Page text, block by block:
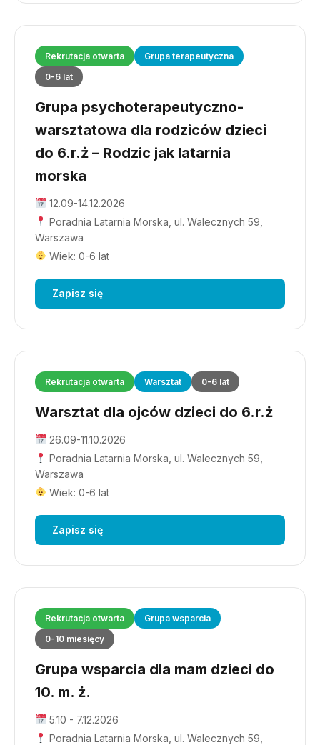
Rekrutacja otwarta
Grupa terapeutyczna
0-6 lat
Grupa psychoterapeutyczno-
warsztatowa dla rodziców dzieci
do 6.r.ż – Rodzic jak latarnia
morska
12.09-14.12.2026
Poradnia Latarnia Morska, ul. Walecznych 59,
Warszawa
Wiek: 0-6 lat
Zapisz się
Rekrutacja otwarta Warsztat 0-6 lat
Warsztat dla ojców dzieci do 6.r.ż
26.09-11.10.2026
Poradnia Latarnia Morska, ul. Walecznych 59,
Warszawa
Wiek: 0-6 lat
Zapisz się
Rekrutacja otwarta
Grupa wsparcia
0-10 miesięcy
Grupa wsparcia dla mam dzieci do
10. m. ż.
5.10 - 7.12.2026
Poradnia Latarnia Morska, ul. Walecznych 59,